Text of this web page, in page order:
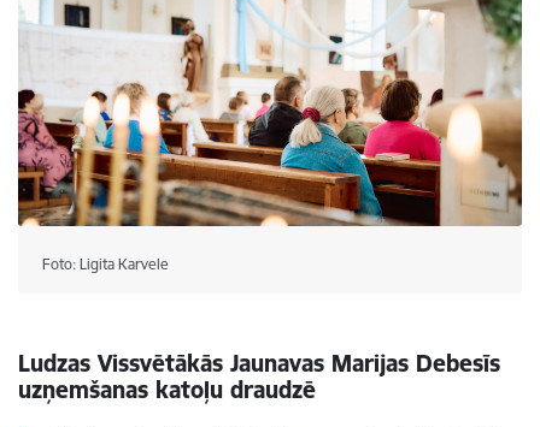
Foto: Ligita Karvele
Ludzas Vissvētākās Jaunavas Marijas Debesīs
uzņemšanas katoļu draudzē